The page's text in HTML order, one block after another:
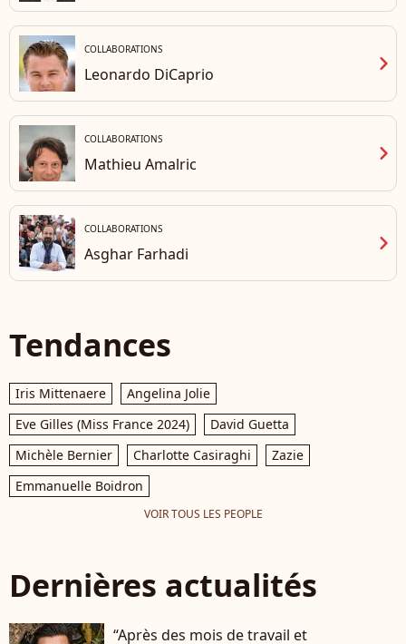
COLLABORATIONS
Leonardo DiCaprio chevron_right
COLLABORATIONS
Mathieu Amalric chevron_right
COLLABORATIONS
Asghar Farhadi chevron_right
Tendances
Iris Mittenaere
Angelina Jolie
Eve Gilles (Miss France 2024)
David Guetta
Michèle Bernier
Charlotte Casiraghi
Zazie
Emmanuelle Boidron
VOIR TOUS LES PEOPLE
Dernières actualités
“Après des mois de travail et